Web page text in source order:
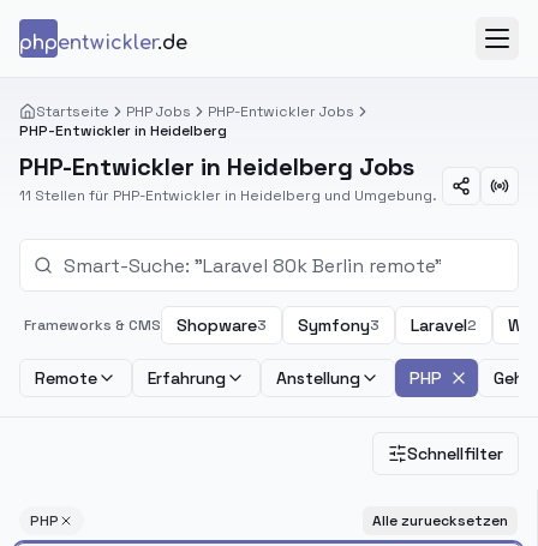
phpentwickler.de
Startseite PHP Jobs
PHP-Entwickler Jobs
PHP-Entwickler in Heidelberg
PHP-Entwickler in Heidelberg Jobs
11 Stellen für PHP-Entwickler in Heidelberg und Umgebung.
Frameworks & CMS Shopware3 Symfony3 Laravel2
Remote Erfahrung Anstellung PHP
Schnellfilter
PHP Alle zuruecksetzen